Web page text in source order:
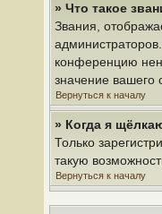
» Что такое
Звания,
конференцию
значение вашего
Вернуться к началу
» Когда я
Только
такую
Вернуться к началу